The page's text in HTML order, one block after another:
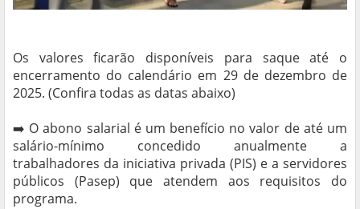
Os valores ficarão disponíveis para saque até o
encerramento do calendário em 29 de dezembro de
2025. (Confira todas as datas abaixo)
➡️ O abono salarial é um benefício no valor de até um
salário-mínimo concedido anualmente a
trabalhadores da iniciativa privada (PIS) e a servidores
públicos (Pasep) que atendem aos requisitos do
programa.